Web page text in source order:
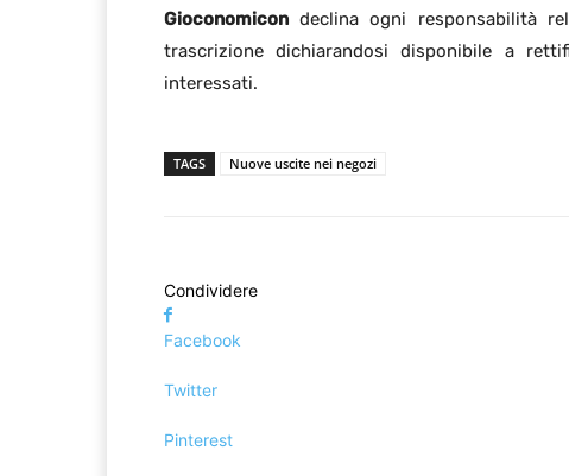
Gioconomicon declina ogni responsabilità
trascrizione dichiarandosi disponibile a
interessati.
TAGS Nuove uscite nei negozi
Condividere
Facebook
Twitter
Pinterest